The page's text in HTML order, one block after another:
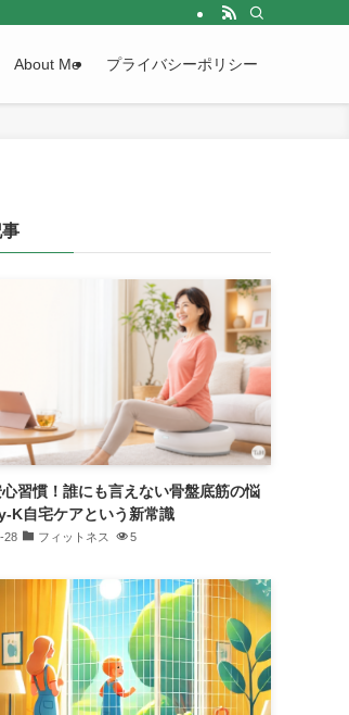
About Me プライバシーポリシー
習慣！誰にも言えない骨盤底筋の悩
K自宅ケアという新常識
28 フィットネス 5